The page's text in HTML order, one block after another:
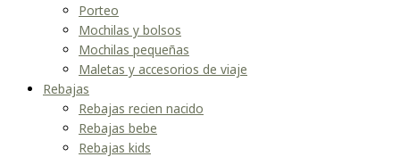
Porteo
Mochilas y bolsos
Mochilas pequeñas
Maletas y accesorios de viaje
Rebajas
Rebajas recien nacido
Rebajas bebe
Rebajas kids